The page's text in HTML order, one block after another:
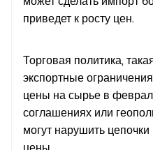
приведет к росту цен.
Торговая политика,
экспортные
цены на сырье в
соглашениях или
могут нарушить